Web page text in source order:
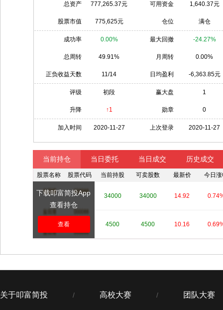
总资产 777,265.37元 可用资金 1,640.37元
股票市值 775,625元 仓位 满仓
成功率 0.00% 最大回撤 -24.27%
总周转 49.91% 月周转 0.00%
正负收益天数 11/14 日均盈利 -6,363.85元
评级 初段 赢大盘 1
升降 ↑1 勋章 0
加入时间 2020-11-27 上次登录 2020-11-27
当前持仓 当日委托 当日成交 历史成交
股票名称 股票代码 当前持股 可卖股数 最新价 今日
**** **** 34000 34000 14.92
4500 4500 10.16
下载叩富简投App
查看持仓
查看
关于叩富简投 / 高校大赛 / 团队大赛